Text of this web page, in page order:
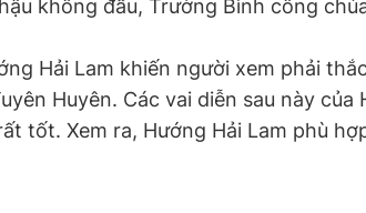
không đầu, Trường Bình công
Hải Lam khiến người xem phải
Huyên. Các vai diễn sau này của
tốt. Xem ra, Hướng Hải Lam phù